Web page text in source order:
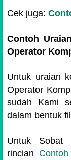
Cek juga:
Contoh
Operator
Untuk uraian
Operator
sudah Kami
dalam bentuk
Untuk Sobat
rincian